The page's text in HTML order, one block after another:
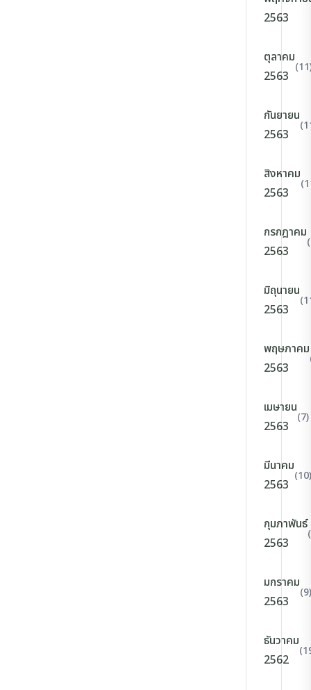
2563
ตุลาคม
2563
กันยายน
2563
สิงหาคม
2563
กรกฎาคม
2563
มิถุนายน
2563
พฤษภาคม
2563
เมษายน
2563
(7)
มีนาคม
2563
(10)
กุมภาพันธ์
2563
มกราคม
2563
(9)
ธันวาคม
2562